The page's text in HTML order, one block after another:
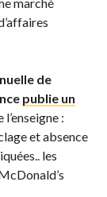
marché
de
publie un
:
et absence
les